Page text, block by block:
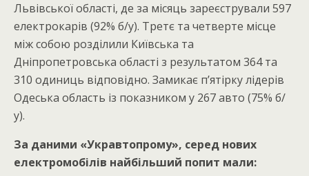
Львівської області, де за місяць зареєстрували 597
електрокарів (92% б/у). Третє та четверте місце
між собою розділили Київська та
Дніпропетровська області з результатом 364 та
310 одиниць відповідно. Замикає п’ятірку лідерів
Одеська область із показником у 267 авто (75% б/
у).
За даними «Укравтопрому», серед нових
електромобілів найбільший попит мали: